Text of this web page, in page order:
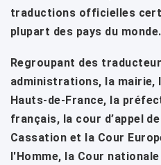
traductions officielles
plupart des pays du monde.
Regroupant des
administrations, la mairie,
Hauts-de-France, la
français, la cour d’appel
Cassation et la Cour
l'Homme, la Cour